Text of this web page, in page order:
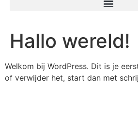
Hallo wereld!
Welkom bij WordPress. Dit is je
of verwijder het, start dan met